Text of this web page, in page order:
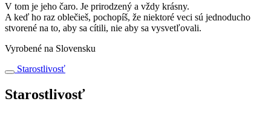
V tom je jeho čaro. Je prirodzený a vždy krásny.
A keď ho raz oblečieš, pochopíš, že niektoré veci sú jednoducho
stvorené na to, aby sa cítili, nie aby sa vysvetľovali.
Vyrobené na Slovensku
Starostlivosť
Starostlivosť